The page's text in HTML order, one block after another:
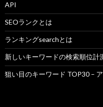
API
SEOランクとは
ランキングsearchとは
新しいキーワードの検索順位計
狙い目のキーワード TOP30 –